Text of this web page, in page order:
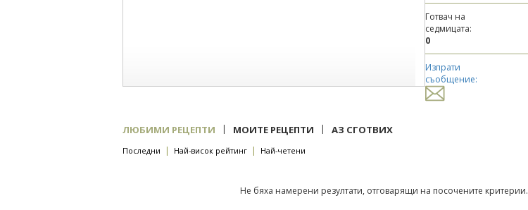
Готвач на
седмицата:
0
Изпрати
съобщение:
ЛЮБИМИ РЕЦЕПТИ | МОИТЕ РЕЦЕПТИ | АЗ СГОТВИХ
Последни | Най-висок рейтинг | Най-четени
Не бяха намерени резултати, отговарящи на посочените критерии.